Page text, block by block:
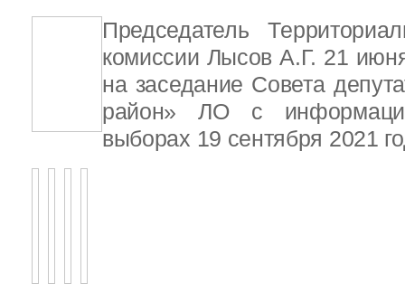
Председатель
комиссии Лысов А.Г. 21
на заседание Совета
район» ЛО с
выборах 19 сентября 2021